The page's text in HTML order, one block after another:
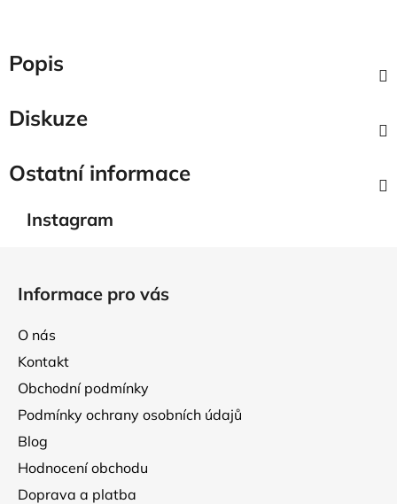
Popis
Diskuze
Ostatní informace
Instagram
Informace pro vás
O nás
Kontakt
Obchodní podmínky
Podmínky ochrany osobních údajů
Blog
Hodnocení obchodu
Doprava a platba